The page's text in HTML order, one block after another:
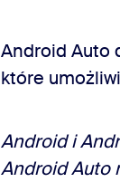
Android Auto
które
Android i
Android Auto